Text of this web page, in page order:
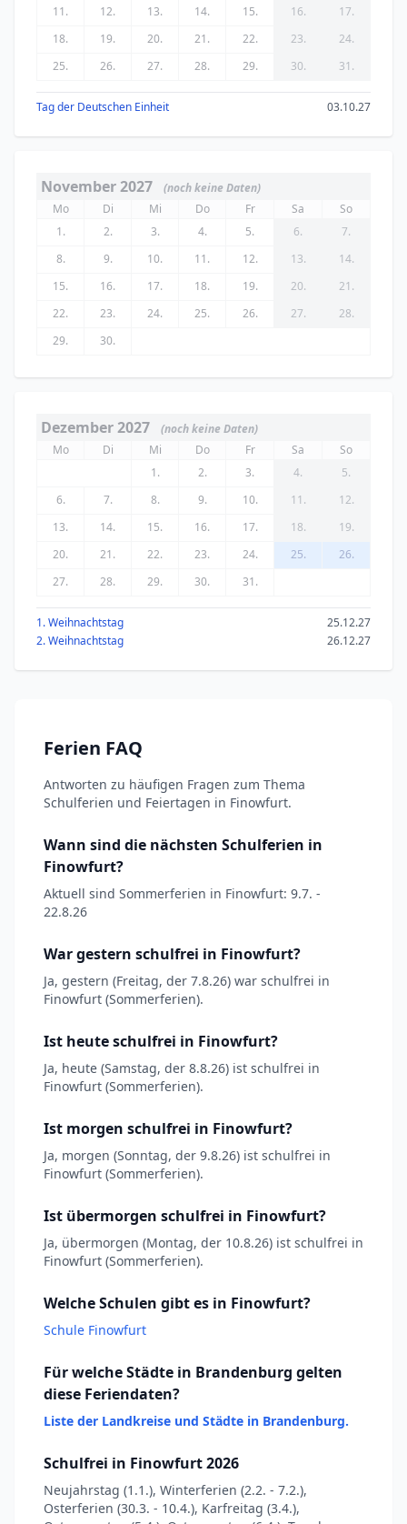
11.
12. 13. 14. 15. 16.
17.
18.
19. 20. 21. 22. 23.
24.
25.
26. 27. 28. 29. 30. 31.
Tag der Deutschen Einheit 03.10.27
November 2027
(noch keine Daten)
Mo
Di Mi Do Fr Sa
So
1.
2. 3. 4. 5. 6.
7.
8.
9. 10. 11. 12. 13.
14.
15.
16. 17. 18. 19. 20.
21.
22.
23. 24. 25. 26. 27.
28.
29.
30.
Dezember 2027
(noch keine Daten)
Mo
Di Mi Do Fr Sa
So
1.
2. 3. 4.
5.
6.
7. 8. 9. 10. 11.
12.
13.
14. 15. 16. 17. 18.
19.
20.
21. 22. 23. 24. 25.
26.
27.
28. 29. 30. 31.
1. Weihnachtstag
25.12.27
2. Weihnachtstag
26.12.27
Ferien FAQ
Antworten zu häufigen Fragen zum Thema
Schulferien und Feiertagen in Finowfurt.
Wann sind die nächsten Schulferien in
Finowfurt?
Aktuell sind Sommerferien in Finowfurt: 9.7. -
22.8.26
War gestern schulfrei in Finowfurt?
Ja, gestern (Freitag, der 7.8.26) war schulfrei in
Finowfurt (Sommerferien).
Ist heute schulfrei in Finowfurt?
Ja, heute (Samstag, der 8.8.26) ist schulfrei in
Finowfurt (Sommerferien).
Ist morgen schulfrei in Finowfurt?
Ja, morgen (Sonntag, der 9.8.26) ist schulfrei in
Finowfurt (Sommerferien).
Ist übermorgen schulfrei in Finowfurt?
Ja, übermorgen (Montag, der 10.8.26) ist schulfrei in
Finowfurt (Sommerferien).
Welche Schulen gibt es in Finowfurt?
Schule Finowfurt
Für welche Städte in Brandenburg gelten
diese Feriendaten?
Liste der Landkreise und Städte in Brandenburg.
Schulfrei in Finowfurt 2026
Neujahrstag (1.1.), Winterferien (2.2. - 7.2.),
Osterferien (30.3. - 10.4.), Karfreitag (3.4.),